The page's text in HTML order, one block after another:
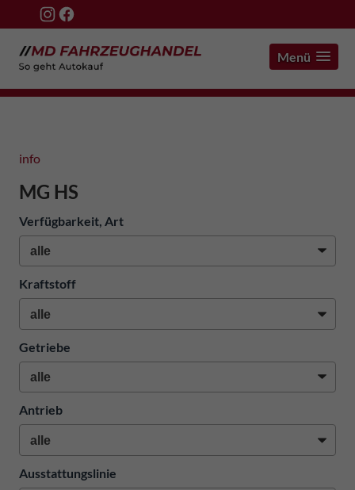
Menü
info
MG HS
Verfügbarkeit, Art
Kraftstoff
Getriebe
Antrieb
Ausstattungslinie